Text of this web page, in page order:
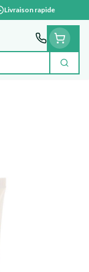
Livraison rapide